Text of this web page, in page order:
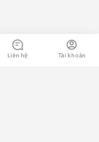
Liên hệ Tài khoản